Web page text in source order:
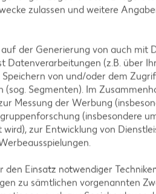
stellen und nach Wunsch
zulassen und weitere
der Generierung von auch mit
Datenverarbeitungen (z.B. über
Speichern von und/oder dem
Segmenten). Im
Messung der Werbung
(insbesondere
zur Entwicklung von
Einsatz notwendiger
zu sämtlichen vorgenannten